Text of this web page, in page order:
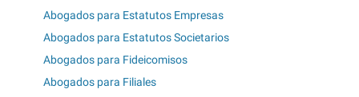
Abogados para Estatutos Empresas
Abogados para Estatutos Societarios
Abogados para Fideicomisos
Abogados para Filiales